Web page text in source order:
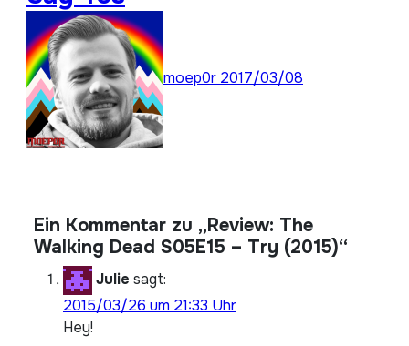
moep0r 2017/03/08
Ein Kommentar zu „Review: The
Walking Dead S05E15 – Try (2015)“
Julie sagt:
2015/03/26 um 21:33 Uhr
Hey!